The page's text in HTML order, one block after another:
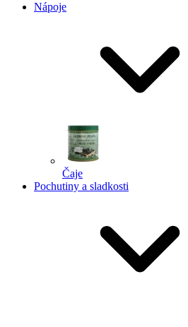
Nápoje
Čaje
Pochutiny a sladkosti